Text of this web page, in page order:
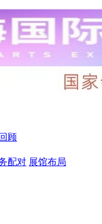
顾
配对 展馆布局